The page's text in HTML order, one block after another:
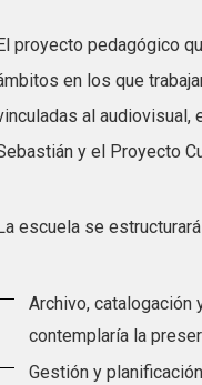
proyecto pedagógico
en los que
al audiovisual,
y el Proyecto
escuela se
Archivo, catalogación
contemplaría la
Gestión y